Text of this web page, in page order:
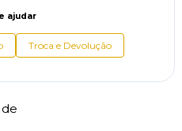
ajudar
Troca e Devolução